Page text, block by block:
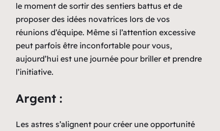
le moment de sortir des sentiers battus et de
proposer des idées novatrices lors de vos
réunions d’équipe. Même si l’attention excessive
peut parfois être inconfortable pour vous,
aujourd’hui est une journée pour briller et prendre
l’initiative.
Argent :
Les astres s’alignent pour créer une opportunité